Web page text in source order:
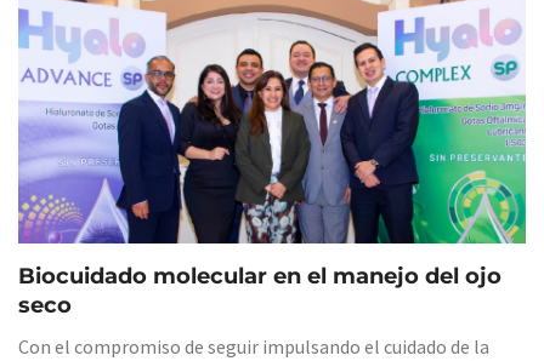
Biocuidado molecular en el manejo del ojo
seco
Con el compromiso de seguir impulsando el cuidado de la